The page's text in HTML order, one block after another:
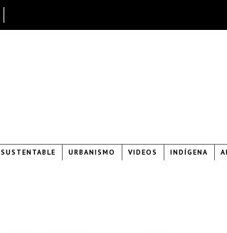
SUSTENTABLE URBANISMO VIDEOS INDÍGENA